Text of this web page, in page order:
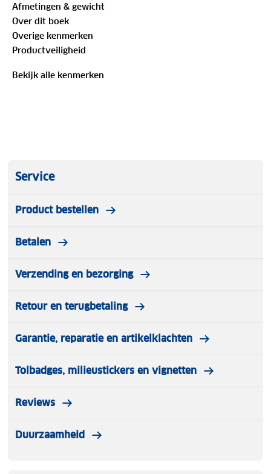
Regen, sneeuw en hagel kunnen de kaart geen
kwaad - het stevige, scheur- en weerbestendige
materiaal laat je niet in de steek. E-bike
oplaadstations, fietsverhuur en -reparatie,
horecagelegenheden, treinstations, veerboten,
Afmetingen & gewicht
Over dit boek
Overige kenmerken
Productveiligheid
Bekijk alle kenmerken
Service
Product bestellen
Betalen
Verzending en bezorging
Retour en terugbetaling
Garantie, reparatie en artikelklachten
Tolbadges, milieustickers en vignetten
Reviews
Duurzaamheid